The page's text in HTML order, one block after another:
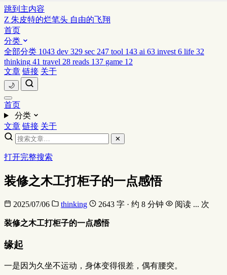
跳到主内容
Z 朱皮特的烂笔头 自由的飞翔
首页
分类
全部分类 1043 dev 329 sec 247 tool 143 ai 63 invest 6 life 32
thinking 41 travel 28 reads 137 game 12
文章 链接 关于
🌙
首页
分类
文章 链接 关于
✕
打开完整搜索
装修之木工打柜子的一点感悟
2025/07/06 thinking 2643 字 · 约 8 分钟 阅读 ... 次
装修之木工打柜子的一点感悟
缘起
一是因为久坐不运动，身体变得很差，偶有腰突。